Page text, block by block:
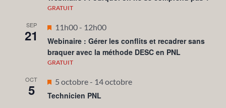
avant
GRATUIT
SEP
21
Mis
en
avant
11h00- 12h00
Webinaire : Gérer les conflits et recadrer sans
braquer avec la méthode DESC en PNL
GRATUIT
OCT
5
Mis
en
5 octobre- 14 octobre
Technicien PNL